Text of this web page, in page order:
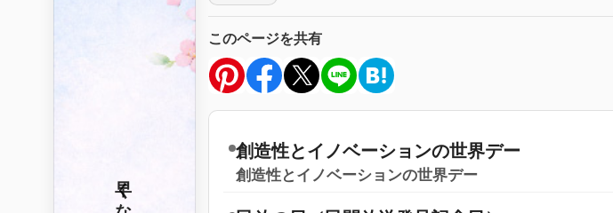
このページを共有
創造性とイノベーションの世界デー
創造性とイノベーションの世界デー